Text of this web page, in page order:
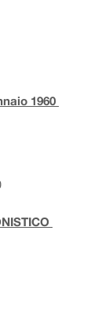
1960